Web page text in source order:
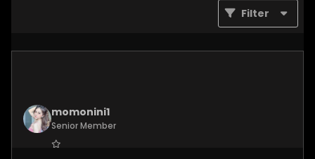
Filter
momonini1
Senior Member